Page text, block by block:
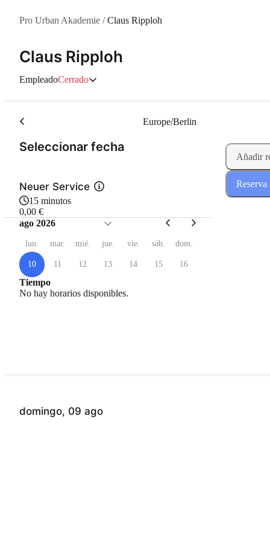
Pro Urban Akademie /Claus Ripploh
Claus Ripploh
EmpleadoCerrado
domingo, 09 ago
Seleccionar fecha(Paso 1 de 2)
Europe/Berlin
Neuer Service
15 minutos
0,00 €
ago 2026
lun. mar. mié. jue. vie. sáb. dom.
10 11 12 13 14 15 16
Tiempo
No hay horarios disponibles.
Añadir
Reserva